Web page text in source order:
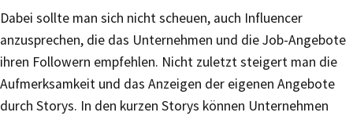
Dabei sollte man sich nicht scheuen, auch Influencer
anzusprechen, die das Unternehmen und die Job-Angebote
ihren Followern empfehlen. Nicht zuletzt steigert man die
Aufmerksamkeit und das Anzeigen der eigenen Angebote
durch Storys. In den kurzen Storys können Unternehmen